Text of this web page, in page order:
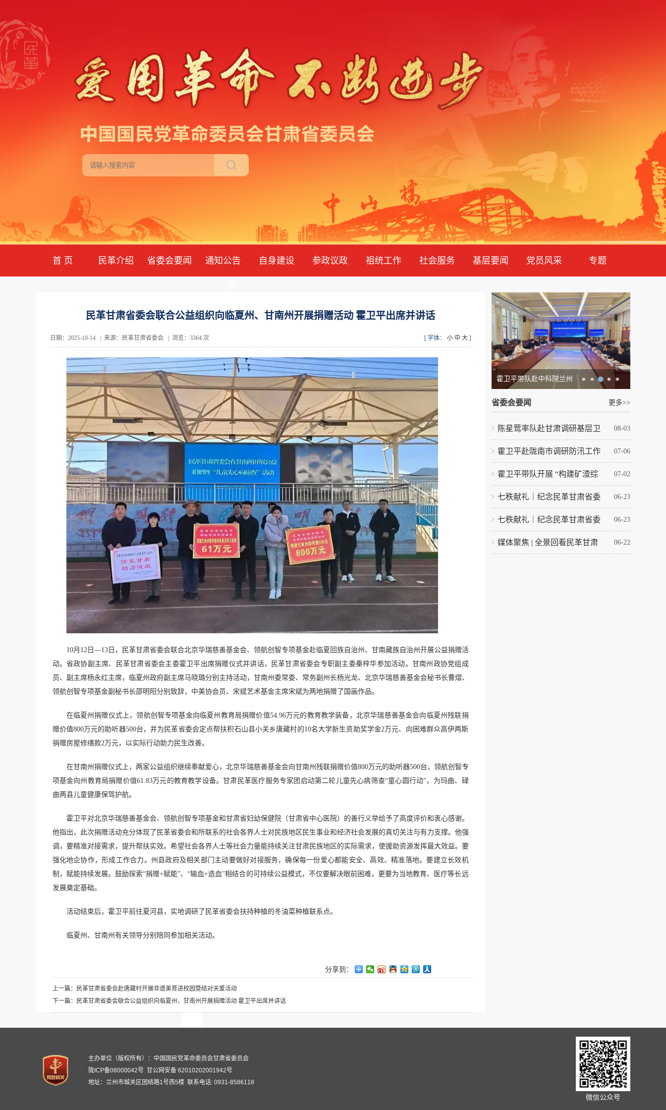
首 页 民革介绍 省委会要闻 通知公告 自身建设 参政议政 祖统工作 社会服务 基层要闻 党员风采 专题
民革甘肃省委会联合公益组织向临夏州、甘南州开展捐赠活动 霍卫平出席并讲话
日期：2025-10-14 | 来源：民革甘肃省委会 | 浏览：3364 次 [ 字体： 小 中 大]
10月12日—13日，民革甘肃省委会联合北京华瑞慈善基金会、领航创智专项基金赴临夏回族自治州、甘南藏族自治州开展公益捐赠活
动。省政协副主席、民革甘肃省委会主委霍卫平出席捐赠仪式并讲话，民革甘肃省委会专职副主委秦梓华参加活动。甘南州政协党组成
员、副主席杨永红主席，临夏州政府副主席马晓璐分别主持活动，甘南州委常委、常务副州长杨光龙、北京华瑞慈善基金会秘书长曹熠、
领航创智专项基金副秘书长邵明阳分别致辞，中美协会员、宋斌艺术基金主席宋斌为两地捐赠了国画作品。
在临夏州捐赠仪式上，领航创智专项基金向临夏州教育局捐赠价值54.96万元的教育教学装备，北京华瑞慈善基金会向临夏州残联捐
赠价值800万元的助听器500台，并为民革省委会定点帮扶积石山县小关乡唐藏村的10名大学新生资助奖学金2万元、向困难群众高伊两斯
捐赠房屋修缮款2万元，以实际行动助力民生改善。
在甘南州捐赠仪式上，两家公益组织继续奉献爱心，北京华瑞慈善基金会向甘南州残联捐赠价值800万元的助听器500台，领航创智专
项基金向州教育局捐赠价值61.83万元的教育教学设备。甘肃民革医疗服务专家团启动第二轮儿童先心病筛查“童心圆行动”，为玛曲、碌
曲两县儿童健康保驾护航。
霍卫平对北京华瑞慈善基金会、领航创智专项基金和甘肃省妇幼保健院（甘肃省中心医院）的善行义举给予了高度评价和衷心感谢。
他指出，此次捐赠活动充分体现了民革省委会和所联系的社会各界人士对民族地区民生事业和经济社会发展的真切关注与有力支撑。他强
调，要精准对接需求，提升帮扶实效。希望社会各界人士等社会力量能持续关注甘肃民族地区的实际需求，使援助资源发挥最大效益。要
强化地企协作，形成工作合力。州县政府及相关部门主动要做好对接服务，确保每一份爱心都能安全、高效、精准落地。要建立长效机
制，赋能持续发展。鼓励探索“捐赠+赋能”、“输血+造血”相结合的可持续公益模式，不仅要解决眼前困难，更要为当地教育、医疗等长远
发展奠定基础。
活动结束后，霍卫平前往夏河县，实地调研了民革省委会扶持种植的冬油菜种植联系点。
临夏州、甘南州有关领导分别陪同参加相关活动。
分享到：
上一篇：
民革甘肃省委会赴唐藏村开展非遗美育进校园暨结对关爱活动
下一篇：
民革甘肃省委会联合公益组织向临夏州、甘南州开展捐赠活动 霍卫平出席并讲话
霍卫平带队赴中科院兰州
省委会要闻 更多>>
陈星莺率队赴甘肃调研基层卫 08-03
霍卫平赴陇南市调研防汛工作 07-06
霍卫平带队开展 “构建矿渣综 07-02
七秩献礼｜纪念民革甘肃省委 06-23
七秩献礼｜纪念民革甘肃省委 06-23
媒体聚焦 | 全景回看民革甘肃 06-22
主办单位（版权所有）：中国国民党革命委员会甘肃省委员会
陇ICP备08000042号 甘公网安备 62010202001942号
地址：兰州市城关区团结路1号西5楼 联系电话: 0931-8586118
微信公众号